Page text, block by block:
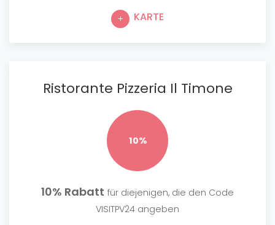
KARTE
Ristorante Pizzeria Il Timone
10%
10% Rabatt für diejenigen, die den Code
VISITPV24 angeben